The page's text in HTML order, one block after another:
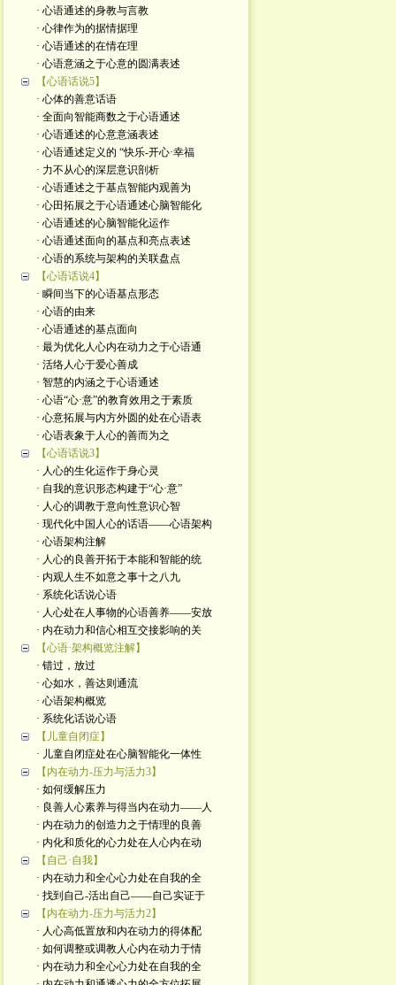
· 心语通述的身教与言教
· 心律作为的据情据理
· 心语通述的在情在理
· 心语意涵之于心意的圆满表述
【心语话说5】
· 心体的善意话语
· 全面向智能商数之于心语通述
· 心语通述的心意意涵表述
· 心语通述定义的 “快乐-开心·幸福
· 力不从心的深层意识剖析
· 心语通述之于基点智能内观善为
· 心田拓展之于心语通述心脑智能化
· 心语通述的心脑智能化运作
· 心语通述面向的基点和亮点表述
· 心语的系统与架构的关联盘点
【心语话说4】
· 瞬间当下的心语基点形态
· 心语的由来
· 心语通述的基点面向
· 最为优化人心内在动力之于心语通
· 活络人心于爱心善成
· 智慧的内涵之于心语通述
· 心语“心·意”的教育效用之于素质
· 心意拓展与内方外圆的处在心语表
· 心语表象于人心的善而为之
【心语话说3】
· 人心的生化运作于身心灵
· 自我的意识形态构建于“心·意”
· 人心的调教于意向性意识心智
· 现代化中国人心的话语——心语架构
· 心语架构注解
· 人心的良善开拓于本能和智能的统
· 内观人生不如意之事十之八九
· 系统化话说心语
· 人心处在人事物的心语善养——安放
· 内在动力和信心相互交接影响的关
【心语·架构概览注解】
· 错过，放过
· 心如水，善达则通流
· 心语架构概览
· 系统化话说心语
【儿童自闭症】
· 儿童自闭症处在心脑智能化一体性
【内在动力-压力与活力3】
· 如何缓解压力
· 良善人心素养与得当内在动力——人
· 内在动力的创造力之于情理的良善
· 内化和质化的心力处在人心内在动
【自己·自我】
· 内在动力和全心心力处在自我的全
· 找到自己-活出自己——自己实证于
【内在动力-压力与活力2】
· 人心高低置放和内在动力的得体配
· 如何调整或调教人心内在动力于情
· 内在动力和全心心力处在自我的全